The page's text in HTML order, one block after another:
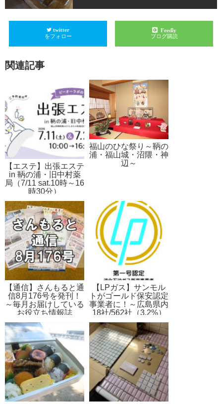
twitter
をフォロー
Feedly
ブログ購読
関連記事
【エステ】出張エステ
in 鞆の浦・旧中村薬
局（7/11 sat.10時～16
時30分）
福山のひな祭り～鞆の
浦・福山城・沼隈・神
辺～
【通信】さんもると通
信8月176号を発刊！
～毎月お届けしている
お役立ち情報誌
【LPガス】サンモル
トがゴールド保安認定
事業者に！～広島県内
18社/562社（3.2%）